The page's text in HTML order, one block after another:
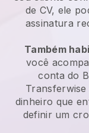
de CV, ele
assinatura
Também
você
conta do
dinheiro que
definir um